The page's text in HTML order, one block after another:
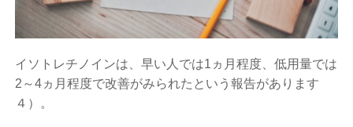
イソトレチノインは、早い人では1ヵ月程度、低用量では
2～4ヵ月程度で改善がみられたという報告があります
４） 。